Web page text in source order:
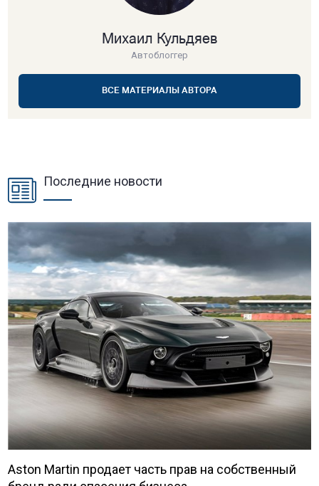
Михаил Кульдяев
Автоблоггер
ВСЕ МАТЕРИАЛЫ АВТОРА
Последние новости
Aston Martin продает часть прав на собственный